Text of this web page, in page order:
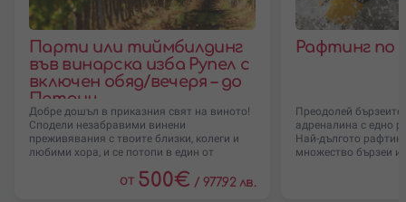
Парти или тиймбилдинг
във винарска изба Рупел с
включен обяд/вечеря – до
Петрич
Добре дошъл в приказния свят на виното!
Сподели незабравими винени
преживявания с твоите близки, колеги и
любими хора, и се потопи в един от
от 500€ / 977.92 лв.
Рафтинг по
Преодолей
адреналина с едно
Най-дългото
множество бързеи и